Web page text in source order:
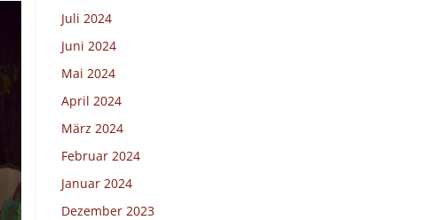
Juli 2024
Juni 2024
Mai 2024
April 2024
März 2024
Februar 2024
Januar 2024
Dezember 2023